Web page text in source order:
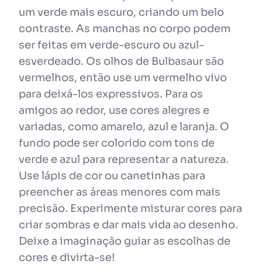
um verde mais escuro, criando um belo
contraste. As manchas no corpo podem
ser feitas em verde-escuro ou azul-
esverdeado. Os olhos de Bulbasaur são
vermelhos, então use um vermelho vivo
para deixá-los expressivos. Para os
amigos ao redor, use cores alegres e
variadas, como amarelo, azul e laranja. O
fundo pode ser colorido com tons de
verde e azul para representar a natureza.
Use lápis de cor ou canetinhas para
preencher as áreas menores com mais
precisão. Experimente misturar cores para
criar sombras e dar mais vida ao desenho.
Deixe a imaginação guiar as escolhas de
cores e divirta-se!